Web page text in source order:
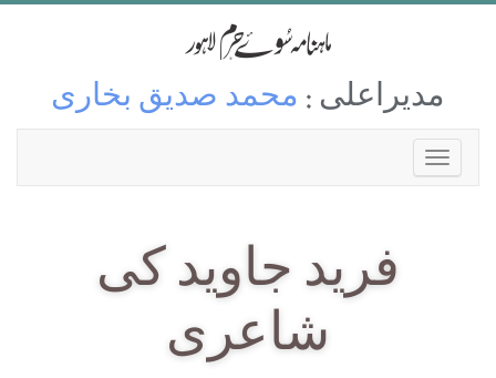
مدیراعلی : محمد صدیق بخاری
فريد جاويد كی
شاعری